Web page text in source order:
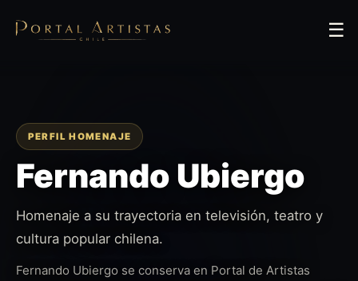
☰
PERFIL HOMENAJE
Fernando Ubiergo
Homenaje a su trayectoria en televisión, teatro y
cultura popular chilena.
Fernando Ubiergo se conserva en Portal de Artistas